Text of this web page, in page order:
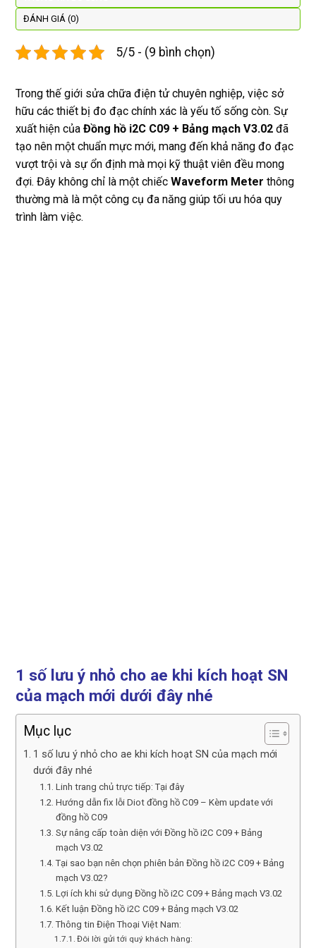
xịn
miễn
tôt
dùng
. Uy
tín
ĐÁNH GIÁ (0)
5/5 - (9 bình chọn)
Trong thế giới sửa chữa điện tử chuyên nghiệp, việc sở
hữu các thiết bị đo đạc chính xác là yếu tố sống còn. Sự
xuất hiện của Đồng hồ i2C C09 + Bảng mạch V3.02 đã
tạo nên một chuẩn mực mới, mang đến khả năng đo đạc
vượt trội và sự ổn định mà mọi kỹ thuật viên đều mong
đợi. Đây không chỉ là một chiếc Waveform Meter thông
thường mà là một công cụ đa năng giúp tối ưu hóa quy
trình làm việc.
1 số lưu ý nhỏ cho ae khi kích hoạt SN
của mạch mới dưới đây nhé
Mục lục
1 số lưu ý nhỏ cho ae khi kích hoạt SN của mạch mới
dưới đây nhé
Linh trang chủ trực tiếp: Tại đây
Hướng dẫn fix lỗi Diot đồng hồ C09 – Kèm update với
đồng hồ C09
Sự nâng cấp toàn diện với Đồng hồ i2C C09 + Bảng
mạch V3.02
Tại sao bạn nên chọn phiên bản Đồng hồ i2C C09 + Bảng
mạch V3.02?
Lợi ích khi sử dụng Đồng hồ i2C C09 + Bảng mạch V3.02
Kết luận Đồng hồ i2C C09 + Bảng mạch V3.02
Thông tin Điện Thoại Việt Nam:
Đôi lời gửi tới quý khách hàng: